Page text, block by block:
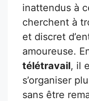
inattendus à
cherchent à
et discret
amoureuse.
télétravail, il
s’organiser
sans être